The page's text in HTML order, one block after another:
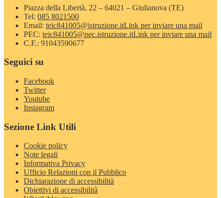
Piazza della Libertà, 22 – 64021 – Giulianova (TE)
Tel: 085 8021500
Email: teic841005@istruzione.itLink per inviare una mail
PEC: teic841005@pec.istruzione.itLink per inviare una mail
C.F.: 91043590677
Seguici su
Facebook
Twitter
Youtube
Instagram
Sezione Link Utili
Cookie policy
Note legali
Informativa Privacy
Ufficio Relazioni con il Pubblico
Dichiarazione di accessibilità
Obiettivi di accessibilità